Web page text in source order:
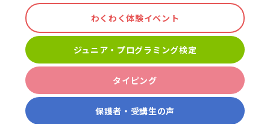
わくわく体験イベント
ジュニア・プログラミング検定
タイピング
保護者・受講生の声